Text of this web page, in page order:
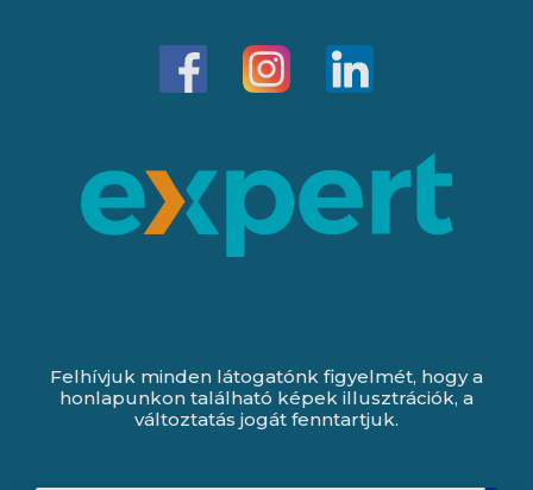
Felhívjuk minden látogatónk figyelmét, hogy a
honlapunkon található képek illusztrációk, a
változtatás jogát fenntartjuk.